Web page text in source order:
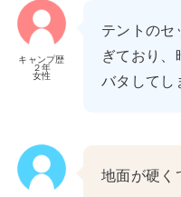
キャンプ歴
２年
女性
テントのセ
ぎており、
バタしてし
地面が硬く